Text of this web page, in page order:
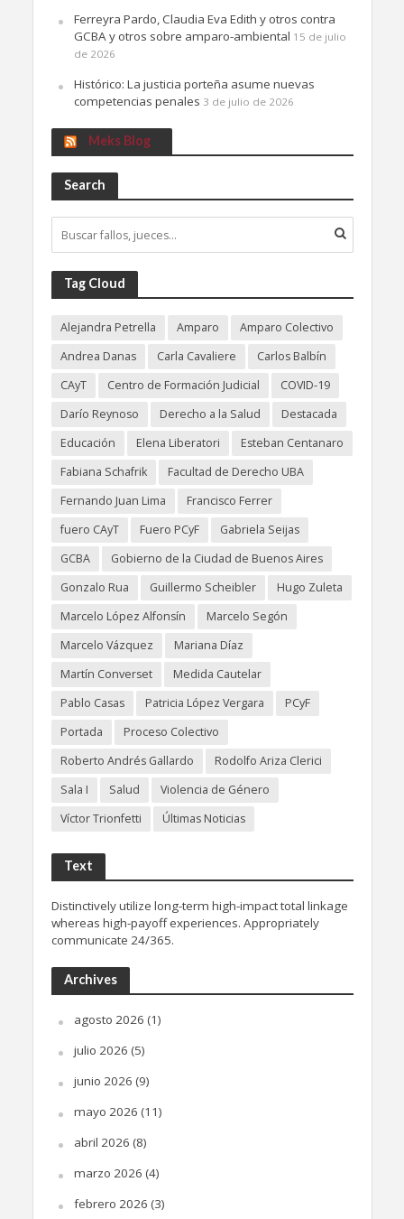
Ferreyra Pardo, Claudia Eva Edith y otros contra
GCBA y otros sobre amparo-ambiental 15 de julio
de 2026
Histórico: La justicia porteña asume nuevas
competencias penales 3 de julio de 2026
Meks Blog
Search
Tag Cloud
Alejandra Petrella Amparo
Amparo Colectivo
Andrea Danas
Carla Cavaliere
Carlos Balbín
CAyT
Centro de Formación Judicial
COVID-19
Darío Reynoso
Derecho a la Salud
Destacada
Educación
Elena Liberatori
Esteban Centanaro
Fabiana Schafrik
Facultad de Derecho UBA
Fernando Juan Lima
Francisco Ferrer
fuero CAyT
Fuero PCyF
Gabriela Seijas
GCBA
Gobierno de la Ciudad de Buenos Aires
Gonzalo Rua
Guillermo Scheibler
Hugo Zuleta
Marcelo López Alfonsín
Marcelo Segón
Marcelo Vázquez
Mariana Díaz
Martín Converset
Medida Cautelar
Pablo Casas
Patricia López Vergara
PCyF
Portada
Proceso Colectivo
Roberto Andrés Gallardo
Rodolfo Ariza Clerici
Sala I
Salud
Violencia de Género
Víctor Trionfetti
Últimas Noticias
Text
Distinctively utilize long-term high-impact total linkage
whereas high-payoff experiences. Appropriately
communicate 24/365.
Archives
agosto 2026 (1)
julio 2026 (5)
junio 2026 (9)
mayo 2026 (11)
abril 2026 (8)
marzo 2026 (4)
febrero 2026 (3)